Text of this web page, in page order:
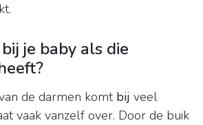
je baby als die
de darmen komt bij veel
vaak vanzelf over. Door de buik